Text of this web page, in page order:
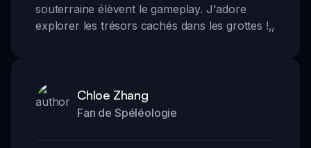
souterraine élèvent le gameplay. J'adore
explorer les trésors cachés dans les grottes !,,
Chloe Zhang
Fan de Spéléologie